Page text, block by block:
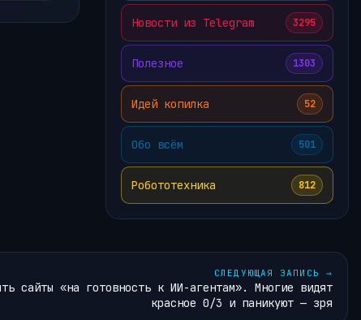
Новости из Telegram 3295
Полезное 1303
Идей копилка 52
Обо всём 501
Робототехника 812
СЛЕДУЮЩАЯ ЗАПИСЬ →
сайты «на готовность к ИИ-агентам». Многие видят
красное 0/3 и паникуют — зря